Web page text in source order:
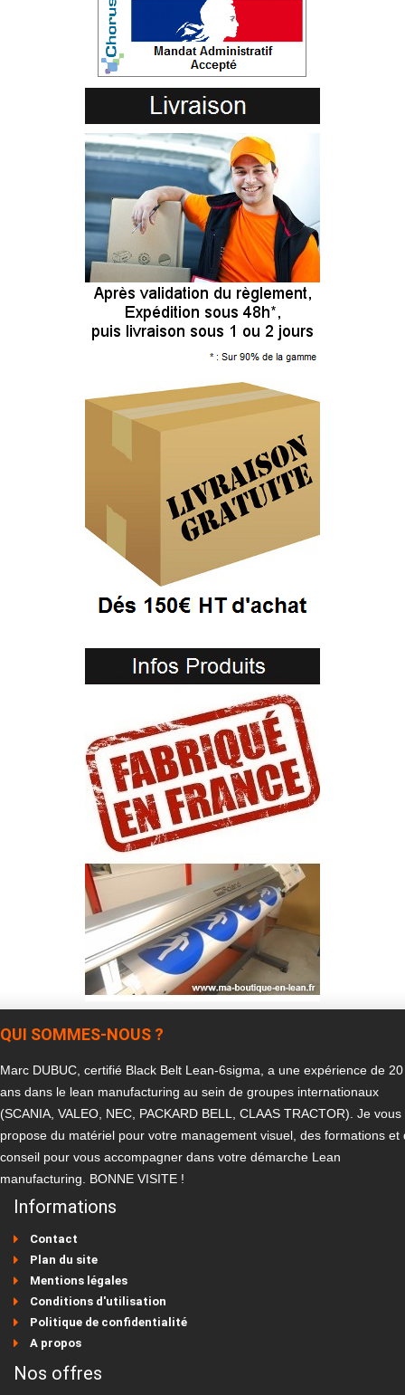
QUI SOMMES-NOUS ?
Marc DUBUC, certifié Black Belt Lean-6sigma, a une expérience de 20
ans dans le lean manufacturing au sein de groupes internationaux
(SCANIA, VALEO, NEC, PACKARD BELL, CLAAS TRACTOR). Je vous
propose du matériel pour votre management visuel, des formations et
conseil pour vous accompagner dans votre démarche Lean
manufacturing. BONNE VISITE !
Informations
Contact
Plan du site
Mentions légales
Conditions d'utilisation
Politique de confidentialité
A propos
Nos offres